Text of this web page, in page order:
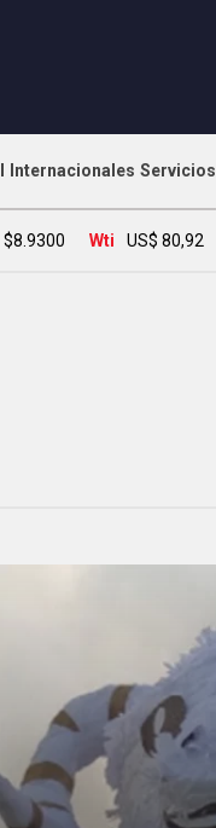
Internacionales Servicios
$8.9300 Wti US$ 80,92